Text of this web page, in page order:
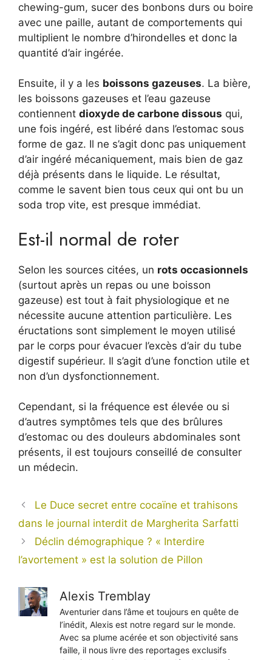
chewing-gum, sucer des bonbons durs ou boire
avec une paille, autant de comportements qui
multiplient le nombre d’hirondelles et donc la
quantité d’air ingérée.
Ensuite, il y a les boissons gazeuses. La bière,
les boissons gazeuses et l’eau gazeuse
contiennent dioxyde de carbone dissous qui,
une fois ingéré, est libéré dans l’estomac sous
forme de gaz. Il ne s’agit donc pas uniquement
d’air ingéré mécaniquement, mais bien de gaz
déjà présents dans le liquide. Le résultat,
comme le savent bien tous ceux qui ont bu un
soda trop vite, est presque immédiat.
Est-il normal de roter
Selon les sources citées, un rots occasionnels
(surtout après un repas ou une boisson
gazeuse) est tout à fait physiologique et ne
nécessite aucune attention particulière. Les
éructations sont simplement le moyen utilisé
par le corps pour évacuer l’excès d’air du tube
digestif supérieur. Il s’agit d’une fonction utile et
non d’un dysfonctionnement.
Cependant, si la fréquence est élevée ou si
d’autres symptômes tels que des brûlures
d’estomac ou des douleurs abdominales sont
présents, il est toujours conseillé de consulter
un médecin.
Le Duce secret entre cocaïne et trahisons
dans le journal interdit de Margherita Sarfatti
Déclin démographique ? « Interdire
l’avortement » est la solution de Pillon
Alexis Tremblay
Aventurier dans l’âme et toujours en quête de
l’inédit, Alexis est notre regard sur le monde.
Avec sa plume acérée et son objectivité sans
faille, il nous livre des reportages exclusifs